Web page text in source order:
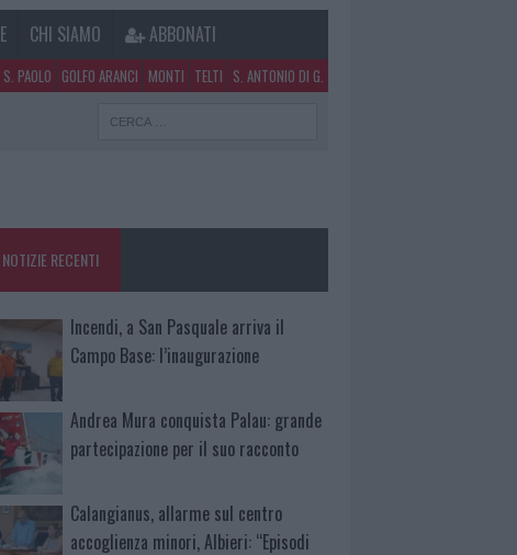
CHI SIAMO ABBONATI
PAOLO GOLFO ARANCI MONTI TELTI S. ANTONIO DI G.
NOTIZIE RECENTI
Incendi, a San Pasquale arriva il
Campo Base: l’inaugurazione
Andrea Mura conquista Palau: grande
partecipazione per il suo racconto
Calangianus, allarme sul centro
accoglienza minori, Albieri: “Episodi